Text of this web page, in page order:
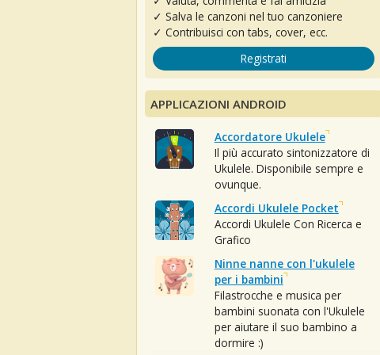
✓ Salva le canzoni nel tuo canzoniere
✓ Contribuisci con tabs, cover, ecc.
Registrati
APPLICAZIONI ANDROID
Accordatore Ukulele
Il più accurato sintonizzatore di
Ukulele. Disponibile sempre e
ovunque.
Accordi Ukulele Pocket
Accordi Ukulele Con Ricerca e
Grafico
Ninne nanne con l'ukulele
per i bambini
Filastrocche e musica per
bambini suonata con l'Ukulele
per aiutare il suo bambino a
dormire :)